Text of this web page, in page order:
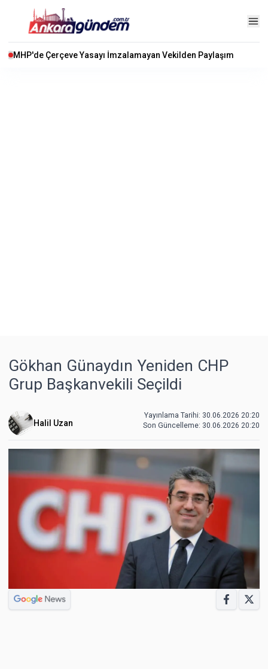
MHP'de Çerçeve Yasayı İmzalamayan Vekilden Paylaşım
Gökhan Günaydın Yeniden CHP
Grup Başkanvekili Seçildi
Halil Uzan
Yayınlama Tarihi: 30.06.2026 20:20
Son Güncelleme: 30.06.2026 20:20